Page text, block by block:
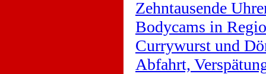
Zehntausende
Bodycams in
Currywurst und
Abfahrt,